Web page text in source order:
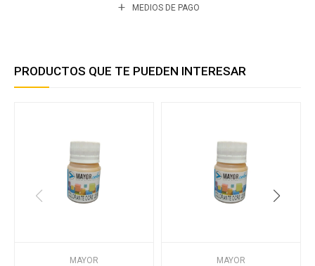
MEDIOS DE PAGO
PRODUCTOS QUE TE PUEDEN INTERESAR
MAYOR MAYOR